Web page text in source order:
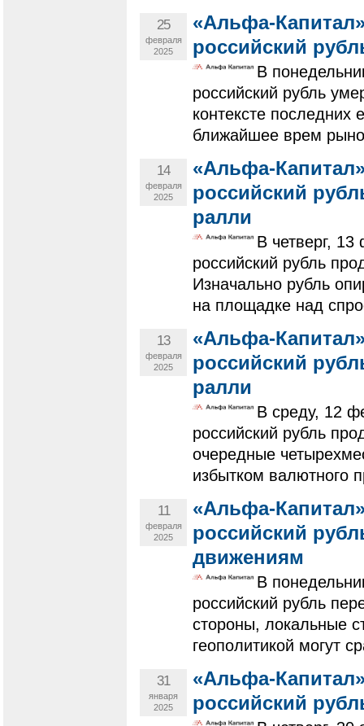
25
февраля
2025
«Альфа-
российский
В
российский рубль
контексте последних
ближайшее врем
14
февраля
2025
«Альфа-
российский
ралли
В четверг,
российский рубль
Изначально рубль
на площадке над
13
февраля
2025
«Альфа-
российский
ралли
В среду, 12
российский рубль
очередные
избытком валютного
11
февраля
2025
«Альфа-
российский
движениям
В
российский рубль
стороны, локальные
геополитикой могут
31
января
2025
«Альфа-
российский